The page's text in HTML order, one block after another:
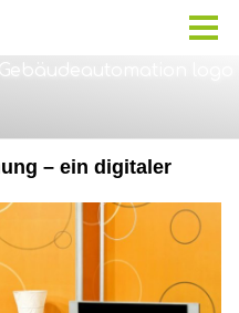
– ein digitaler